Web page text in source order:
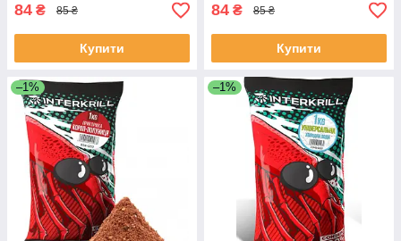
84 ₴ 85 ₴
Купити
84 ₴ 85 ₴
Купити
–1% –1%